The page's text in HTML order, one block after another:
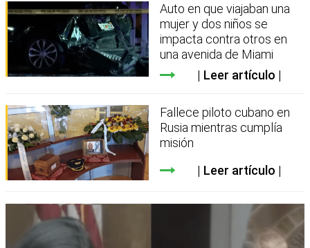
Auto en que viajaban una
mujer y dos niños se
impacta contra otros en
una avenida de Miami
Leer artículo
Fallece piloto cubano en
Rusia mientras cumplía
misión
Leer artículo